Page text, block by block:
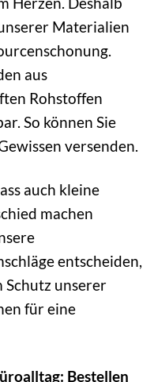
Materialien
aus
Rohstoffen
So können Sie
versenden.
auch kleine
machen
entscheiden,
Schutz unserer
für eine
Bestellen